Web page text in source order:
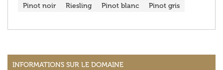
Pinot noir Riesling Pinot blanc Pinot gris
INFORMATIONS SUR LE DOMAINE